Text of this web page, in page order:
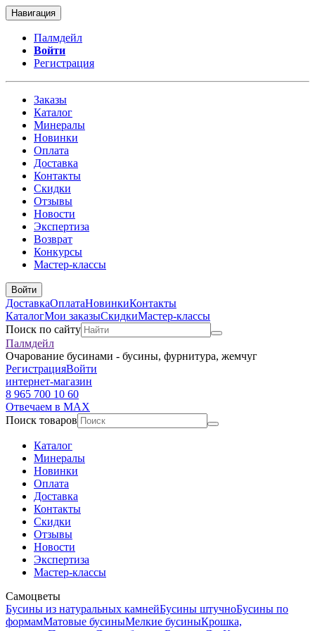
Навигация
Палмдейл
Войти
Регистрация
Заказы
Каталог
Минералы
Новинки
Оплата
Доставка
Контакты
Скидки
Отзывы
Новости
Экспертиза
Возврат
Конкурсы
Мастер-классы
Войти
ДоставкаОплатаНовинкиКонтакты
КаталогМои заказыСкидкиМастер-классы
Поиск по сайту
Палмдейл
Очарование бусинами - бусины, фурнитура, жемчуг
РегистрацияВойти
интернет-магазин
8 965 700 10 60
Отвечаем в MAX
Поиск товаров
Каталог
Минералы
Новинки
Оплата
Доставка
Контакты
Скидки
Отзывы
Новости
Экспертиза
Мастер-классы
Самоцветы
Бусины из натуральных камнейБусины штучноБусины по
формамМатовые бусиныМелкие бусиныКрошка,